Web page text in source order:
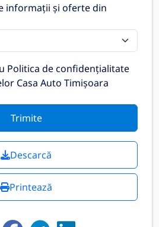
informații și oferte din
Politica de confidențialitate
Casa Auto Timișoara
Trimite
Descarcă
Printează